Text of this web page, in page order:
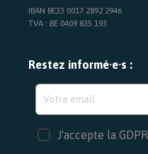
IBAN BE33 0017 2892 2946
TVA : BE 0409 835 193
Restez informé·e·s :
J'accepte la GDPR